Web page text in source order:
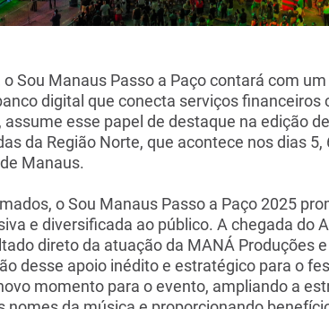
Sou Manaus Passo a Paço contará com um
digital que conecta serviços financeiros
esse papel de destaque na edição
da Região Norte, que acontece nos dias 5,
Manaus.
o Sou Manaus Passo a Paço 2025
e diversificada ao público. A chegada do
direto da atuação da MANÁ Produções e
desse apoio inédito e estratégico para o
momento para o evento, ampliando a